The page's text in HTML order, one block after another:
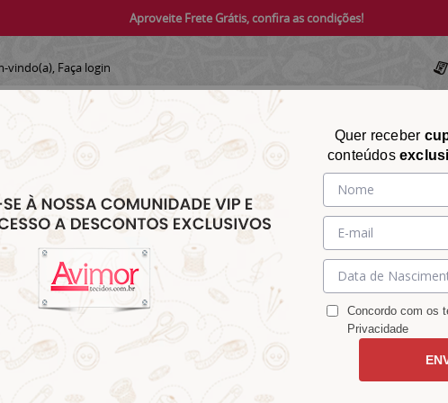
Aproveite Frete Grátis, confira as condições!
vindo(a), Faça login
CHITÃO TRICÔ
TECIDOS E
AVIAMENTOS
&
ACESSÓRIOS
TECIDOS
PARA
DECORAÇÃO
Marroquino Rosa Forte 9100e4913
Quer receber
conteúdos
Concordo com os
Privacidade